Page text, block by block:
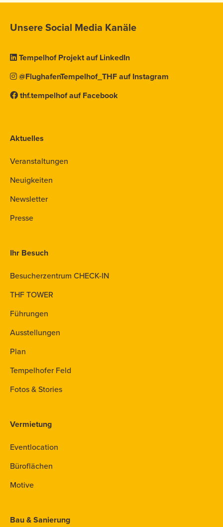
Unsere Social Media Kanäle
Tempelhof Projekt auf LinkedIn
@FlughafenTempelhof_THF auf Instagram
thf.tempelhof auf Facebook
Aktuelles
Veranstaltungen
Neuigkeiten
Newsletter
Presse
Ihr Besuch
Besucherzentrum CHECK-IN
THF TOWER
Führungen
Ausstellungen
Plan
Tempelhofer Feld
Fotos & Stories
Vermietung
Eventlocation
Büroflächen
Motive
Bau & Sanierung